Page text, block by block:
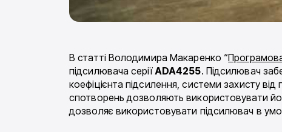
В статті Володимира Макаренко “
підсилювача серіїADA4255. Підсилювач
коефіцієнта підсилення, системи захисту
спотворень дозволяють використовувати
дозволяє використовувати підсилювач в